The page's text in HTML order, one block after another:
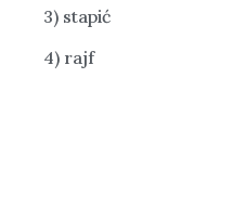
3) stapić
4) rajf